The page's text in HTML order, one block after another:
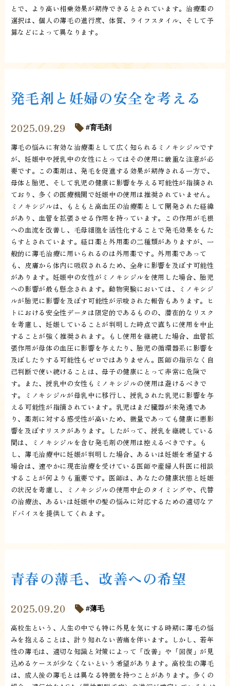
とで、より高い相乗効果が期待できるとされています。治療薬の
選択は、個人の薄毛の進行度、体質、ライフスタイル、そして予
算などによって異なります。
発毛剤と妊婦の安全を考える
2025.09.29 育毛剤
薄毛の悩みに有効な治療薬として広く知られるミノキシジルです
が、妊娠中や授乳中の女性にとってはその使用に厳重な注意が必
要です。この薬剤は、発毛を促進する効果が期待される一方で、
母体と胎児、そして乳児の健康に影響を与える可能性が指摘され
ており、多くの医療機関で妊娠中の使用は推奨されていません。
ミノキシジルは、もともと高血圧の治療薬として開発された経緯
があり、血管を拡張させる作用を持っています。この作用が毛根
への血流を改善し、毛母細胞を活性化することで発毛効果をもた
らすとされています。経口薬と外用薬の二種類がありますが、一
般的に薄毛治療に用いられるのは外用薬です。外用薬であって
も、皮膚から体内に吸収されるため、全身に影響を及ぼす可能性
があります。妊娠中の女性がミノキシジルを使用した場合、胎児
への影響が最も懸念されます。動物実験においては、ミノキシジ
ルが胎児に影響を及ぼす可能性が示唆された報告もあります。ヒ
トにおける安全性データは限定的であるものの、潜在的なリスク
を考慮し、妊娠していることが判明した時点で直ちに使用を中止
することが強く推奨されます。もし使用を継続した場合、血管拡
張作用が母体の血圧に影響を与えたり、胎児の循環器系に影響を
及ぼしたりする可能性もゼロではありません。医師の指示なく自
己判断で使い続けることは、母子の健康にとって非常に危険で
す。また、授乳中の女性もミノキシジルの使用は避けるべきで
す。ミノキシジルが母乳中に移行し、授乳された乳児に影響を与
える可能性が指摘されています。乳児はまだ臓器が未発達であ
り、薬剤に対する感受性が高いため、微量であっても健康に悪影
響を及ぼすリスクがあります。したがって、授乳を継続している
間は、ミノキシジルを含む発毛剤の使用は控えるべきです。も
し、薄毛治療中に妊娠が判明した場合、あるいは妊娠を希望する
場合は、速やかに現在治療を受けている医師や産婦人科医に相談
することが何よりも重要です。医師は、あなたの健康状態と妊娠
の状況を考慮し、ミノキシジルの使用中止のタイミングや、代替
の治療法、あるいは妊娠中の髪の悩みに対応するための適切なア
ドバイスを提供してくれます。
青春の薄毛、改善への希望
2025.09.20 薄毛
高校生という、人生の中でも特に外見を気にする時期に薄毛の悩
みを抱えることは、計り知れない苦痛を伴います。しかし、若年
性の薄毛は、適切な知識と対策によって「改善」や「回復」が見
込めるケースが少なくないという希望があります。高校生の薄毛
は、成人後の薄毛とは異なる特徴を持つことがあります。多くの